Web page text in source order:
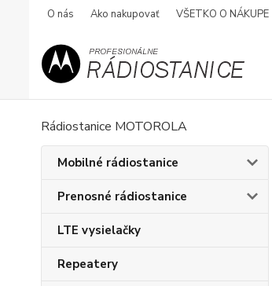
O nás Ako nakupovať VŠETKO O NÁKUPE
Rádiostanice MOTOROLA
Mobilné rádiostanice
Prenosné rádiostanice
LTE vysielačky
Repeatery